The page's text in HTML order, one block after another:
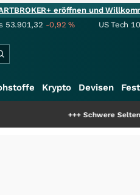
eröffnen und
53.901,32 -0,92% US Tech
Krypto Devisen
Schwere Seltene